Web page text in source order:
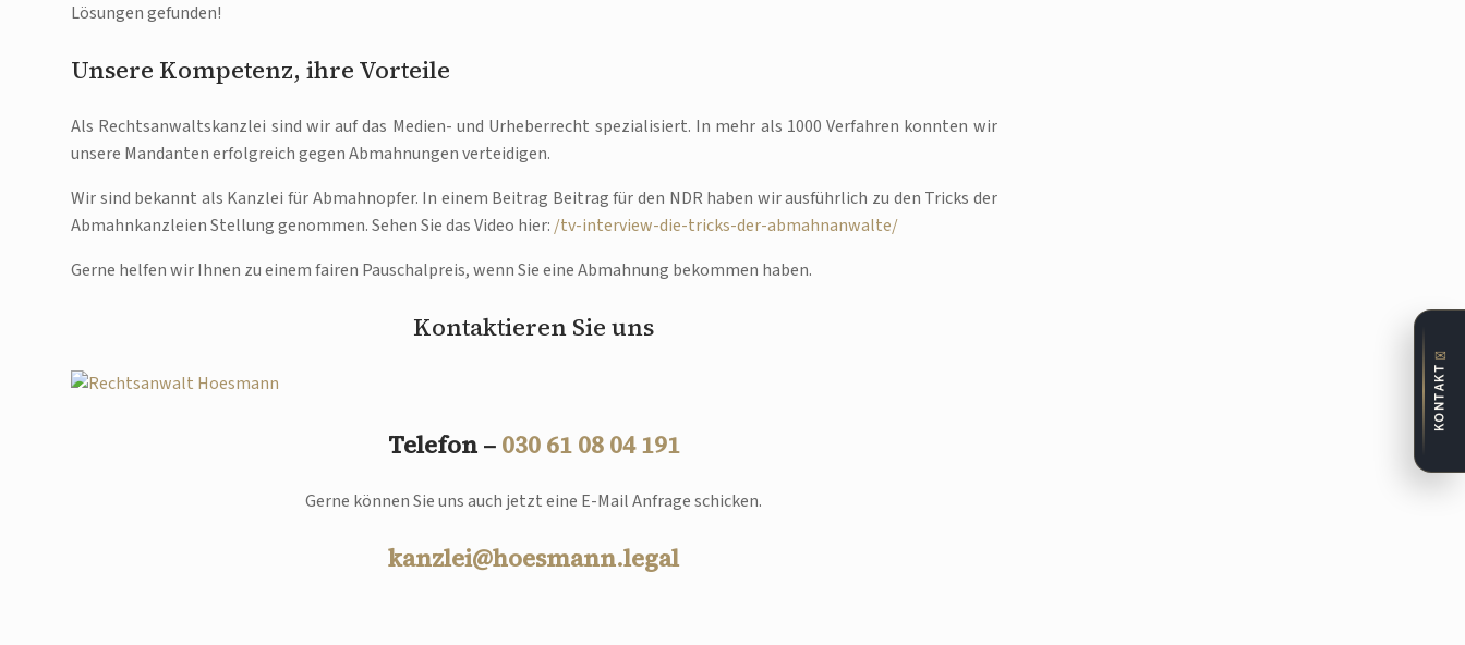
Lösungen gefunden!
Unsere Kompetenz, ihre Vorteile
Als Rechtsanwaltskanzlei sind wir auf das Medien- und Urheberrecht spezialisiert. In mehr als 1000 Verfahren konnten wir
unsere Mandanten erfolgreich gegen Abmahnungen verteidigen.
Wir sind bekannt als Kanzlei für Abmahnopfer. In einem Beitrag Beitrag für den NDR haben wir ausführlich zu den Tricks der
Abmahnkanzleien Stellung genommen. Sehen Sie das Video hier: /tv-interview-die-tricks-der-abmahnanwalte/
Gerne helfen wir Ihnen zu einem fairen Pauschalpreis, wenn Sie eine Abmahnung bekommen haben.
Kontaktieren Sie uns
Telefon – 030 61 08 04 191
Gerne können Sie uns auch jetzt eine E-Mail Anfrage schicken.
kanzlei@hoesmann.legal
✉
KONTAKT